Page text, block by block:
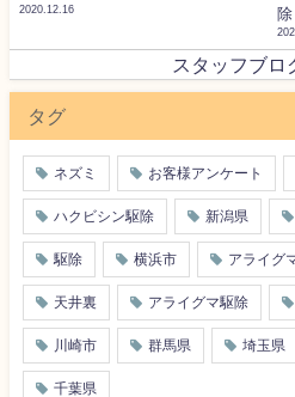
2020.12.16
除
スタッフブロ
タグ
ネズミ お客様アンケート
ハクビシン駆除 新潟県
駆除 横浜市 アライグ
天井裏 アライグマ駆除
川崎市 群馬県 埼玉県
千葉県